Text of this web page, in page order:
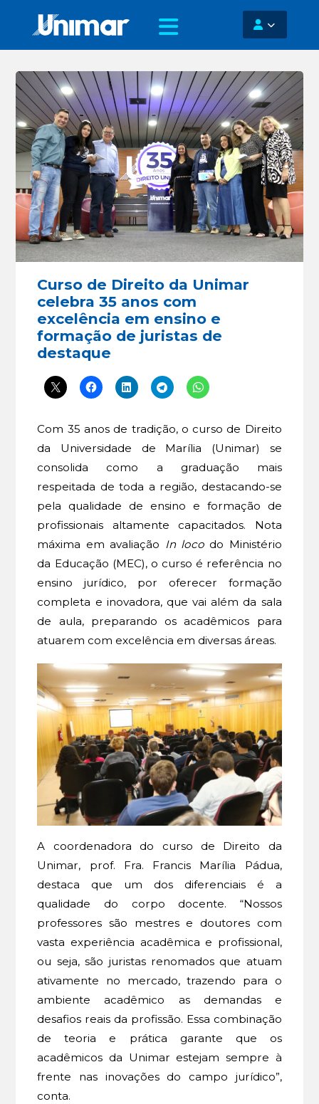
Curso de Direito da Unimar
celebra 35 anos com
excelência em ensino e
formação de juristas de
destaque
Com 35 anos de tradição, o curso de Direito
da Universidade de Marília (Unimar) se
consolida como a graduação mais
respeitada de toda a região, destacando-se
pela qualidade de ensino e formação de
profissionais altamente capacitados. Nota
máxima em avaliação In locodo Ministério
da Educação (MEC), o curso é referência no
ensino jurídico, por oferecer formação
completa e inovadora, que vai além da sala
de aula, preparando os acadêmicos para
atuarem com excelência em diversas áreas.
A coordenadora do curso de Direito da
Unimar, prof. Fra. Francis Marília Pádua,
destaca que um dos diferenciais é a
qualidade do corpo docente. “Nossos
professores são mestres e doutores com
vasta experiência acadêmica e profissional,
ou seja, são juristas renomados que atuam
ativamente no mercado, trazendo para o
ambiente acadêmico as demandas e
desafios reais da profissão. Essa combinação
de teoria e prática garante que os
acadêmicos da Unimar estejam sempre à
frente nas inovações do campo jurídico”,
conta.